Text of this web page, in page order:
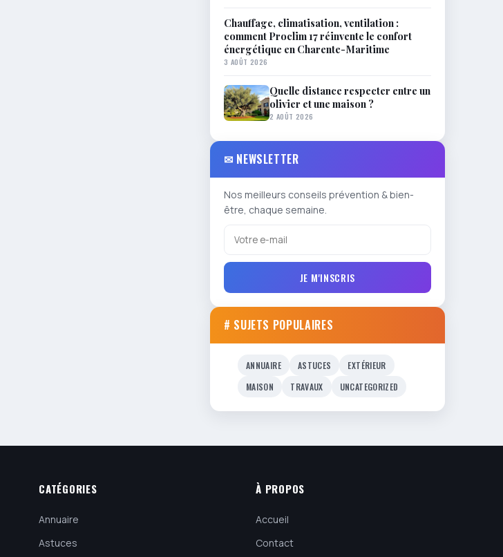
Chauffage, climatisation, ventilation :
comment Proclim 17 réinvente le confort
énergétique en Charente-Maritime
3 AOÛT 2026
Quelle distance respecter entre un
olivier et une maison ?
2 AOÛT 2026
✉ NEWSLETTER
Nos meilleurs conseils prévention & bien-
être, chaque semaine.
JE M'INSCRIS
# SUJETS POPULAIRES
ANNUAIRE ASTUCES
EXTÉRIEUR
MAISON
TRAVAUX UNCATEGORIZED
CATÉGORIES
Annuaire
Astuces
À PROPOS
Accueil
Contact